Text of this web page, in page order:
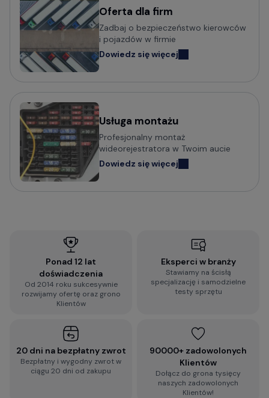
Oferta dla firm
Zadbaj o bezpieczeństwo kierowców
i pojazdów w firmie
Dowiedz się więcej
Usługa montażu
Profesjonalny montaż
wideorejestratora w Twoim aucie
Dowiedz się więcej
Ponad 12 lat
doświadczenia
Od 2014 roku sukcesywnie
rozwijamy ofertę oraz grono
Klientów
Eksperci w branży
Stawiamy na ścisłą
specjalizację i samodzielne
testy sprzętu
20 dni na bezpłatny zwrot
Bezpłatny i wygodny zwrot w
ciągu 20 dni od zakupu
90000+ zadowolonych
Klientów
Dołącz do grona tysięcy
naszych zadowolonych
Klientów!